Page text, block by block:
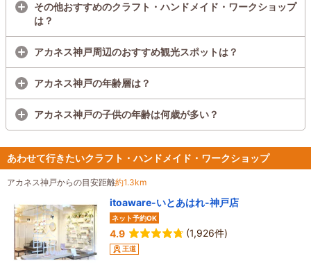
その他おすすめのクラフト・ハンドメイド・ワークショップ
は？
アカネス神戸周辺のおすすめ観光スポットは？
アカネス神戸の年齢層は？
アカネス神戸の子供の年齢は何歳が多い？
あわせて行きたいクラフト・ハンドメイド・ワークショップ
アカネス神戸からの目安距離約1.3km
itoaware-いとあはれ-神戸店
ネット予約OK
4.9 (1,926件)
王道